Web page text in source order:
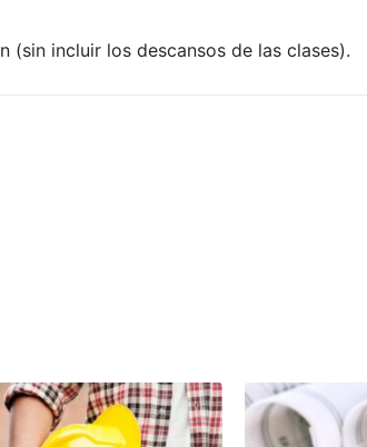
(sin incluir los descansos de las clases).